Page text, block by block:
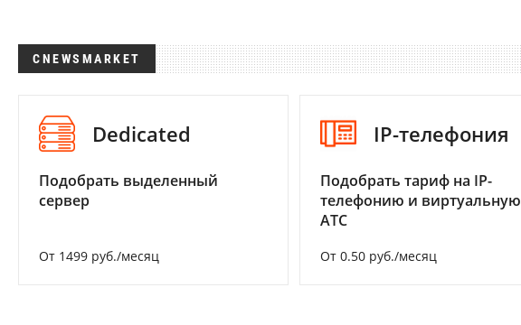
CNEWSMARKET
Dedicated
Подобрать выделенный
сервер
От 1499 руб./месяц
IP-телефония
Подобрать тариф на IP-
телефонию и виртуальную
АТС
От 0.50 руб./месяц